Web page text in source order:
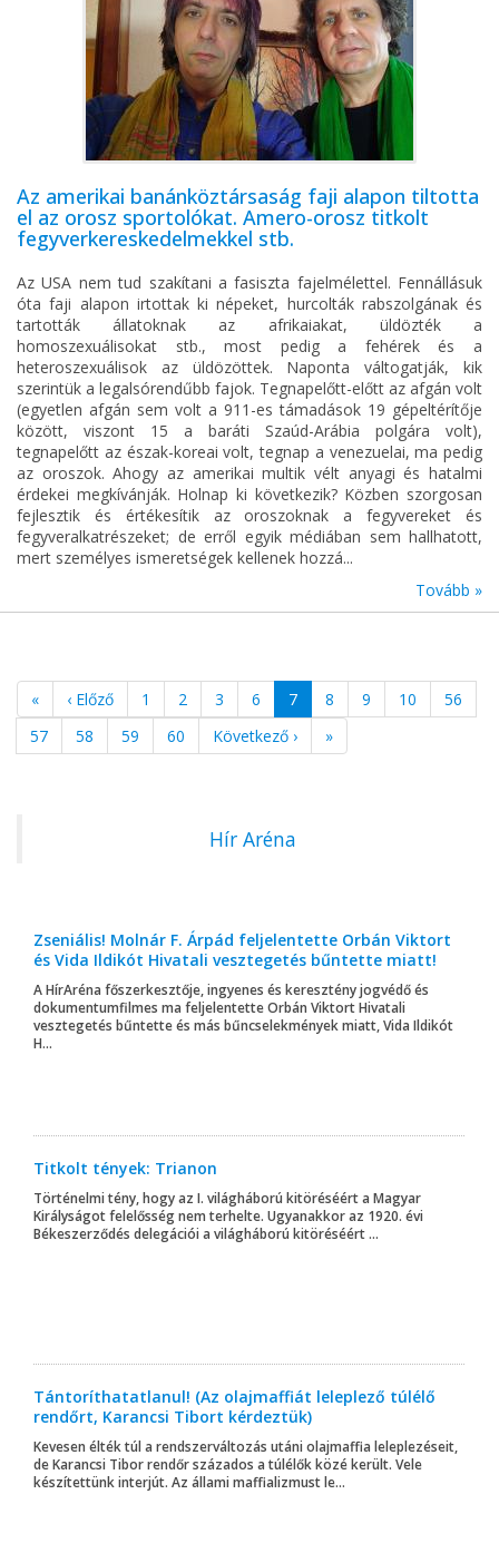
Az amerikai banánköztársaság faji alapon tiltotta
el az orosz sportolókat. Amero-orosz titkolt
fegyverkereskedelmekkel stb.
Az USA nem tud szakítani a fasiszta fajelmélettel. Fennállásuk
óta faji alapon irtottak ki népeket, hurcolták rabszolgának és
tartották állatoknak az afrikaiakat, üldözték a
homoszexuálisokat stb., most pedig a fehérek és a
heteroszexuálisok az üldözöttek. Naponta váltogatják, kik
szerintük a legalsórendűbb fajok. Tegnapelőtt-előtt az afgán volt
(egyetlen afgán sem volt a 911-es támadások 19 gépeltérítője
között, viszont 15 a baráti Szaúd-Arábia polgára volt),
tegnapelőtt az észak-koreai volt, tegnap a venezuelai, ma pedig
az oroszok. Ahogy az amerikai multik vélt anyagi és hatalmi
érdekei megkívánják. Holnap ki következik? Közben szorgosan
fejlesztik és értékesítik az oroszoknak a fegyvereket és
fegyveralkatrészeket; de erről egyik médiában sem hallhatott,
mert személyes ismeretségek kellenek hozzá...
Tovább »
« ‹ Előző 1 2 3 6 7 8 9 10
56
57
58 59 60 Következő › »
Hír Aréna
Zseniális! Molnár F. Árpád feljelentette Orbán Viktort
és Vida Ildikót Hivatali vesztegetés bűntette miatt!
A HírAréna főszerkesztője, ingyenes és keresztény jogvédő és
dokumentumfilmes ma feljelentette Orbán Viktort Hivatali
vesztegetés bűntette és más bűncselekmények miatt, Vida Ildikót
H...
Titkolt tények: Trianon
Történelmi tény, hogy az I. világháború kitöréséért a Magyar
Királyságot felelősség nem terhelte. Ugyanakkor az 1920. évi
Békeszerződés delegációi a világháború kitöréséért ...
Tántoríthatatlanul! (Az olajmaffiát leleplező túlélő
rendőrt, Karancsi Tibort kérdeztük)
Kevesen élték túl a rendszerváltozás utáni olajmaffia leleplezéseit,
de Karancsi Tibor rendőr százados a túlélők közé került. Vele
készítettünk interjút. Az állami maffializmust le...